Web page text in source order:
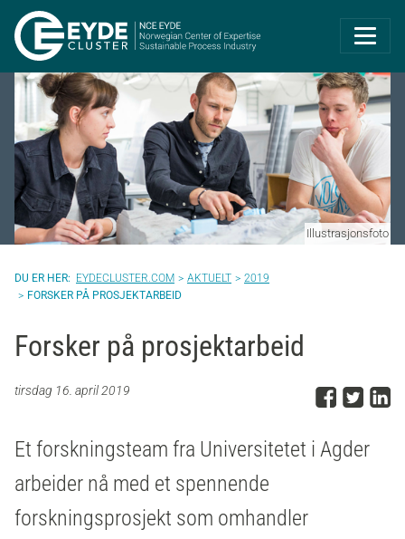
Eyde-Cluster |
Illustrasjonsfoto
EYDECLUSTER.COM AKTUELT
2019
FORSKER PÅ PROSJEKTARBEID
Forsker på prosjektarbeid
tirsdag 16. april 2019 DelDel
Et forskningsteam fra Universitetet i Agder
arbeider nå med et spennende
forskningsprosjekt som omhandler